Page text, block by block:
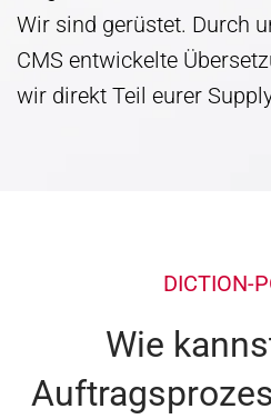
Wir sind gerüstet. Durch
CMS entwickelte
wir direkt Teil eurer
DICTION-
Wie